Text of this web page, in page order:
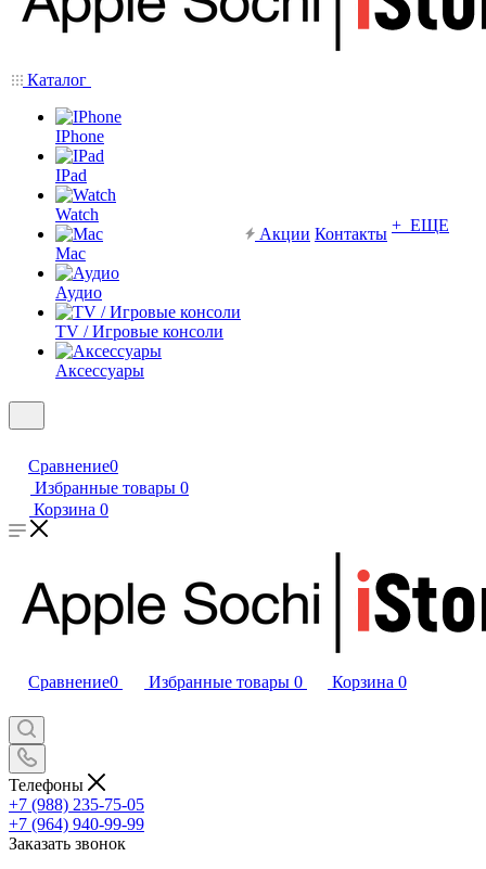
Каталог
IPhone
IPad
Watch
Mac
Аудио
TV / Игровые консоли
Аксессуары
Акции Контакты + ЕЩЕ
Сравнение0
Избранные товары 0
Корзина 0
Сравнение0 Избранные товары 0 Корзина 0
Телефоны
+7 (988) 235-75-05
+7 (964) 940-99-99
Заказать звонок